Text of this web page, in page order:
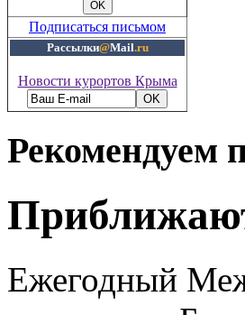
Подписаться письмом
Рассылки@Mail.ru
Новости курортов Крыма
Рекомендуем
Ежегодный